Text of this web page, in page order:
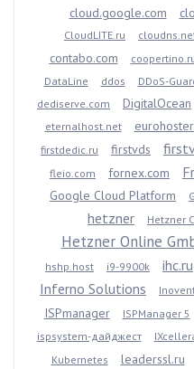
cloud.google.com
CloudLITE.ru
contabo.com
DataLine ddos DDoS-
dediserve.com
DigitalOcean
eternalhost.net
firstdedic.ru
firstvds
fleio.com fornex.com
Google Cloud Platform
hetzner Hetzner
Hetzner Online
hshp.host
i9-9900k ihc.ru
Inferno Solutions
ISPmanager ISPManager 5
ispsystem-дайджест
Kubernetes
leaderssl.ru